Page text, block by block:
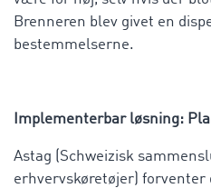
Brenneren blev givet en
bestemmelserne.
Implementerbar løsning:
Astag (Schweizisk
erhvervskøretøjer) forventer